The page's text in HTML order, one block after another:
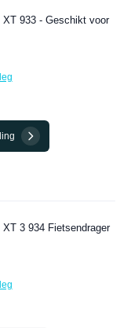
933 - Geschikt voor
3 934 Fietsendrager